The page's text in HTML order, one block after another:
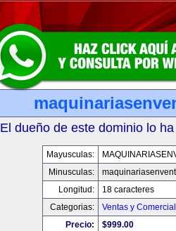
El dueño de este dominio lo
Mayusculas:
Minusculas:
Longitud:
18 caracteres
Categorias:
Ventas y
Precio:
$999.00